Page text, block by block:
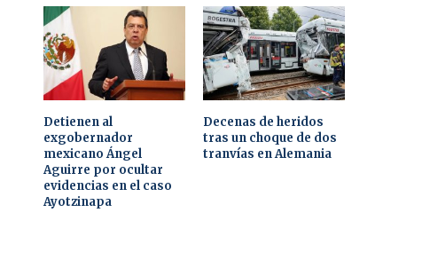
Detienen al
exgobernador
mexicano Ángel
Aguirre por ocultar
evidencias en el caso
Ayotzinapa
Decenas de heridos
tras un choque de dos
tranvías en Alemania